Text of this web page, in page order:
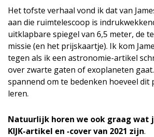
Het tofste verhaal vond ik dat van
aan die ruimtelescoop is
uitklapbare spiegel van 6,5 meter, de
missie (en het prijskaartje). Ik kom
tegen als ik een astronomie-artikel
over zwarte gaten of exoplaneten
spannend om te bedenken hoeveel dit
leren.
Natuurlijk horen we ook graag wat
KIJK-artikel en -cover van 2021 zijn.